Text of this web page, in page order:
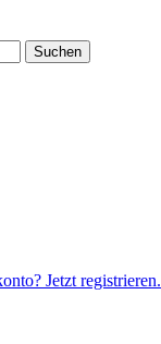
Suchen
Jetzt registrieren.